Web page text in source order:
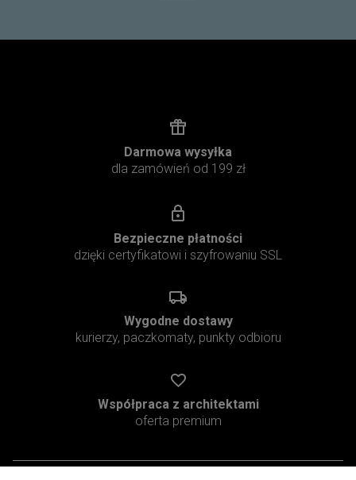
Darmowa wysyłka
dla zamówień od 199 zł
Bezpieczne płatności
dzięki certyfikatowi i szyfrowaniu SSL
Wygodne dostawy
kurierzy, paczkomaty, punkty odbioru
Współpraca z architektami
oferta premium